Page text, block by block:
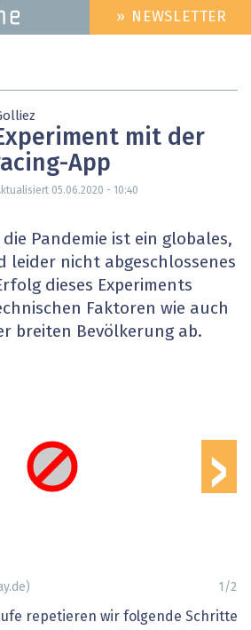
HEADER
MENU
» NEWSLETTER
mit der
App
05.06.2020 - 10:40
die Pandemie ist ein globales,
leider nicht abgeschlossenes
dieses Experiments
Faktoren wie auch
breiten Bevölkerung ab.
›
1 /2
repetieren wir folgende Schritte